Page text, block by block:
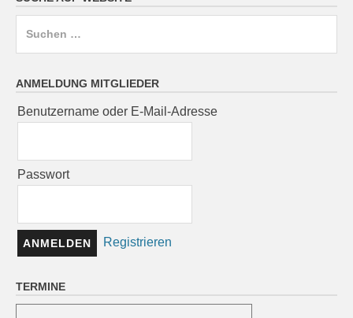
ANMELDUNG MITGLIEDER
Benutzername oder E-Mail-Adresse
Passwort
Registrieren
TERMINE